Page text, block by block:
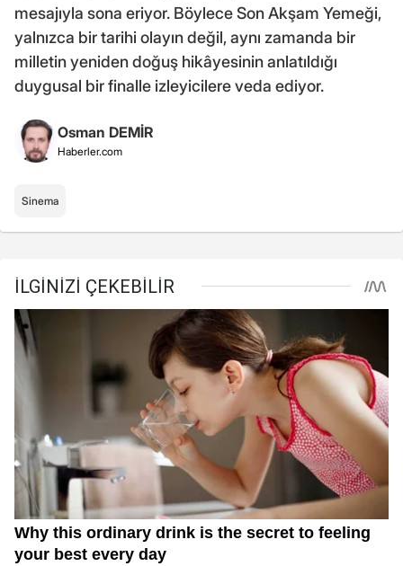
mesajıyla sona eriyor. Böylece Son Akşam Yemeği,
yalnızca bir tarihi olayın değil, aynı zamanda bir
milletin yeniden doğuş hikâyesinin anlatıldığı
duygusal bir finalle izleyicilere veda ediyor.
Osman DEMİR
Haberler.com
Sinema